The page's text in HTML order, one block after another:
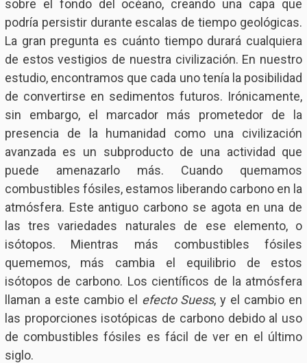
sobre el fondo del océano, creando una capa que
podría persistir durante escalas de tiempo geológicas.
La gran pregunta es cuánto tiempo durará cualquiera
de estos vestigios de nuestra civilización. En nuestro
estudio, encontramos que cada uno tenía la posibilidad
de convertirse en sedimentos futuros. Irónicamente,
sin embargo, el marcador más prometedor de la
presencia de la humanidad como una civilización
avanzada es un subproducto de una actividad que
puede amenazarlo más. Cuando quemamos
combustibles fósiles, estamos liberando carbono en la
atmósfera. Este antiguo carbono se agota en una de
las tres variedades naturales de ese elemento, o
isótopos. Mientras más combustibles fósiles
quememos, más cambia el equilibrio de estos
isótopos de carbono. Los científicos de la atmósfera
llaman a este cambio el efecto Suess, y el cambio en
las proporciones isotópicas de carbono debido al uso
de combustibles fósiles es fácil de ver en el último
siglo.